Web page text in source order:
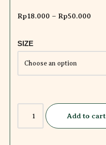
Rp18.000 – Rp50.000
SIZE
Add to cart